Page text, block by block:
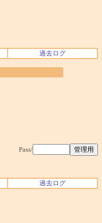
過去ログ
Pass/
過去ログ